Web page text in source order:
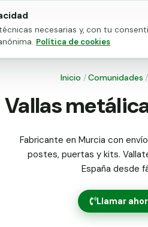
necesarias y, con tu
Política de cookies
Puertas para vallado
Inicio /Comunidades /
Vallas
Fabricante en Murcia con
postes, puertas y kits.
España desde
Llamar